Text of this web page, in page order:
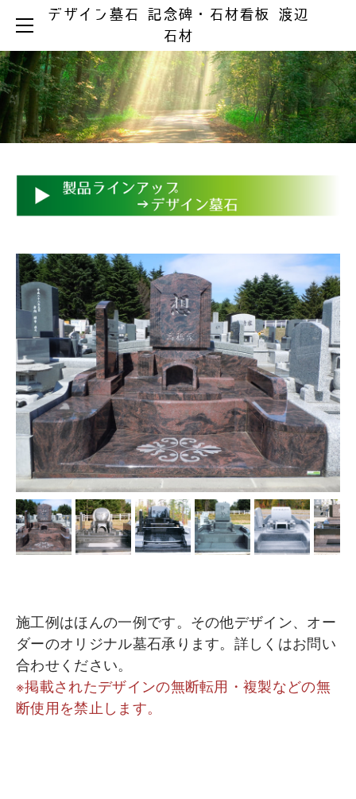
デザイン墓石 記念碑・石材看板 渡辺
石材
施工例はほんの一例です。その他デザイン、オー
ダーのオリジナル墓石承ります。詳しくはお問い
合わせください。
※掲載されたデザインの無断転用・複製などの無
断使用を禁止します。
HOME
お墓ができるまで
お墓の知識
お手入れとマナー
製品ラインアップ
和型墓石
洋型・和洋型墓石
彫刻・石材看板
お墓のリフォーム
リフォーム事例集
器具の取替え
文字の色入れ
メジ補修・積替え
クリーニング
外 柵
墓 誌
墓じまい
納骨の仕方
会社案内
霊園情報
お問い合わせ
お問い合わせ（字彫り）
スタッフブログ